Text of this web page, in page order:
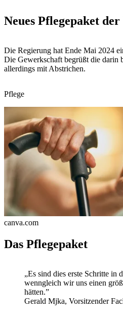
Neues Pflegepaket
Die Regierung hat Ende Mai 2024
Die Gewerkschaft begrüßt die darin
allerdings mit Abstrichen.
Pflege
canva.com
Das Pflegepaket
„Es sind dies erste Schritte in
wenngleich wir uns einen
hätten.”
Gerald Mjka, Vorsitzender